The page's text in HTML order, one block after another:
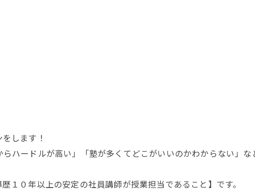
します！
らハードルが高い」「塾が多くてどこがいいのかわからない」
１０年以上の安定の社員講師が授業担当であること】です。